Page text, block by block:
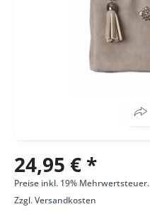
24,95 € *
Preise inkl. 19% Mehrwertsteuer.
Zzgl.Versandkosten